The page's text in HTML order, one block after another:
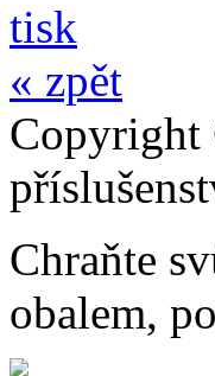
tisk
« zpět
Copyright
Chraňte
obalem,